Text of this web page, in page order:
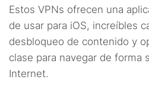
Estos VPNs ofrecen una
de usar para iOS, increíbles
desbloqueo de contenido y
clase para navegar de forma
Internet.